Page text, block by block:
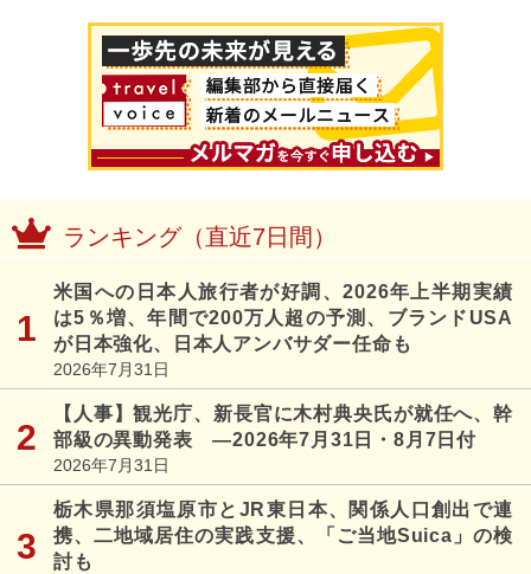
ランキング（直近7日間）
米国への日本人旅行者が好調、2026年上半期実績
は5％増、年間で200万人超の予測、ブランドUSA
が日本強化、日本人アンバサダー任命も
2026年7月31日
【人事】観光庁、新長官に木村典央氏が就任へ、幹
部級の異動発表 ―2026年7月31日・8月7日付
2026年7月31日
栃木県那須塩原市とJR東日本、関係人口創出で連
携、二地域居住の実践支援、「ご当地Suica」の検
討も